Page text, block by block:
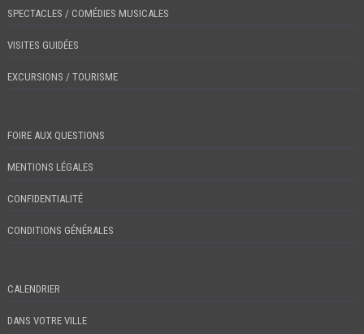
SPECTACLES / COMÉDIES MUSICALES
VISITES GUIDÉES
EXCURSIONS / TOURISME
FOIRE AUX QUESTIONS
MENTIONS LÉGALES
CONFIDENTIALITÉ
CONDITIONS GÉNÉRALES
CALENDRIER
DANS VOTRE VILLE